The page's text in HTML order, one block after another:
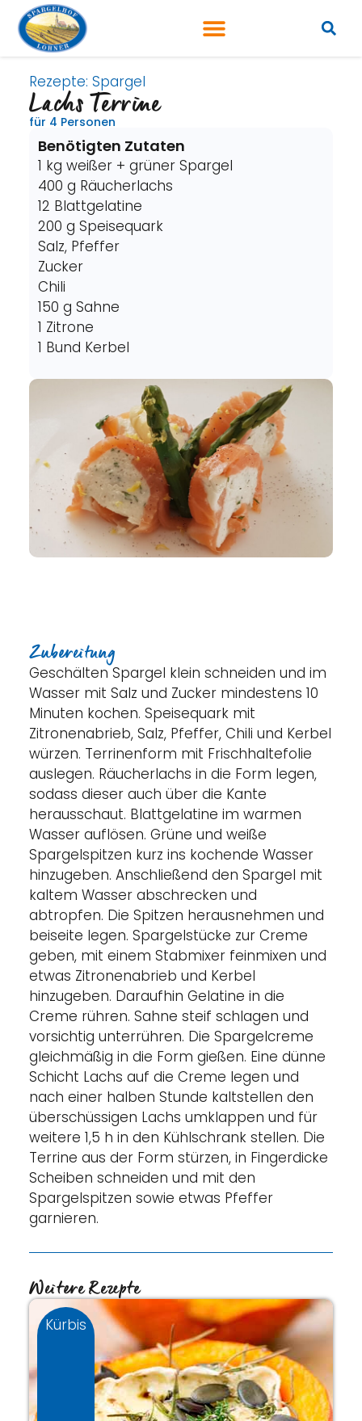
Rezepte: Spargel
Lachs Terrine
für 4 Personen
Benötigten Zutaten
1 kg weißer + grüner Spargel
400 g Räucherlachs
12 Blattgelatine
200 g Speisequark
Salz, Pfeffer
Zucker
Chili
150 g Sahne
1 Zitrone
1 Bund Kerbel
Zubereitung
Geschälten Spargel klein schneiden und im
Wasser mit Salz und Zucker mindestens 10
Minuten kochen. Speisequark mit
Zitronenabrieb, Salz, Pfeffer, Chili und Kerbel
würzen. Terrinenform mit Frischhaltefolie
auslegen. Räucherlachs in die Form legen,
sodass dieser auch über die Kante
herausschaut. Blattgelatine im warmen
Wasser auflösen. Grüne und weiße
Spargelspitzen kurz ins kochende Wasser
hinzugeben. Anschließend den Spargel mit
kaltem Wasser abschrecken und
abtropfen. Die Spitzen herausnehmen und
beiseite legen. Spargelstücke zur Creme
geben, mit einem Stabmixer feinmixen und
etwas Zitronenabrieb und Kerbel
hinzugeben. Daraufhin Gelatine in die
Creme rühren. Sahne steif schlagen und
vorsichtig unterrühren. Die Spargelcreme
gleichmäßig in die Form gießen. Eine dünne
Schicht Lachs auf die Creme legen und
nach einer halben Stunde kaltstellen den
überschüssigen Lachs umklappen und für
weitere 1,5 h in den Kühlschrank stellen. Die
Terrine aus der Form stürzen, in Fingerdicke
Scheiben schneiden und mit den
Spargelspitzen sowie etwas Pfeffer
garnieren.
Weitere Rezepte
Kürbis